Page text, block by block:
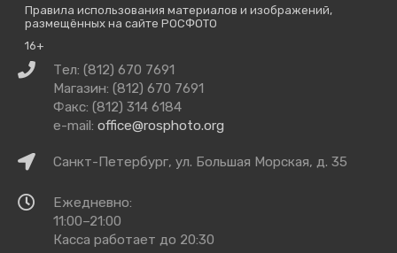
Правила использования материалов и изображений,
размещённых на сайте РОСФОТО
16+
Связаться
нами
Тел: (812) 670 7691
Магазин: (812) 670 7691
Факс: (812) 314 6184
e-mail: office@rosphoto.org
КакСанкт-Петербург, ул. Большая Морская, д. 35
Время
работы
Ежедневно:
11:00–21:00
Касса работает до 20:30